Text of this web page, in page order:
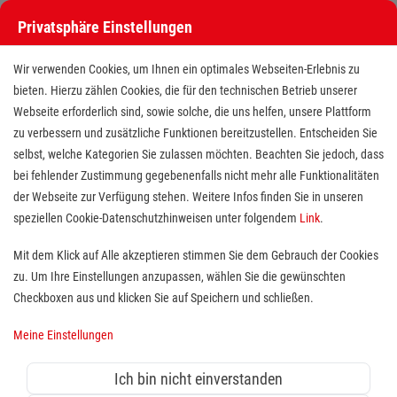
Stellenangebote bei den Maltesern
Stellenangebote bei den Maltesern
Finde deutschlandweit offene Stellen bei einem der größten
Arbeitgeber im Gesundheits- und Sozialwesen in Vollzeit,
Teilzeit, als Minijob, Trainee oder FSJ!
Suche
Jobs suchen
Privatsphäre Einstellungen
Wir verwenden Cookies, um Ihnen ein optimales Webseiten-Erlebnis zu
bieten. Hierzu zählen Cookies, die für den technischen Betrieb unserer
Webseite erforderlich sind, sowie solche, die uns helfen, unsere Plattform
zu verbessern und zusätzliche Funktionen bereitzustellen. Entscheiden Sie
selbst, welche Kategorien Sie zulassen möchten. Beachten Sie jedoch, dass
bei fehlender Zustimmung gegebenenfalls nicht mehr alle Funktionalitäten
der Webseite zur Verfügung stehen. Weitere Infos finden Sie in unseren
speziellen Cookie-Datenschutzhinweisen unter folgendem Link.
Mit dem Klick auf Alle akzeptieren stimmen Sie dem Gebrauch der Cookies
zu. Um Ihre Einstellungen anzupassen, wählen Sie die gewünschten
Checkboxen aus und klicken Sie auf Speichern und schließen.
Meine Einstellungen
Ich bin nicht einverstanden